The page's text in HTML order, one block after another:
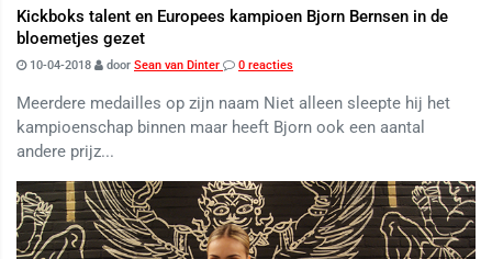
Kickboks talent en Europees kampioen Bjorn Bernsen in de
bloemetjes gezet
10-04-2018 door Sean van Dinter 0 reacties
Meerdere medailles op zijn naam Niet alleen sleepte hij het
kampioenschap binnen maar heeft Bjorn ook een aantal
andere prijz...